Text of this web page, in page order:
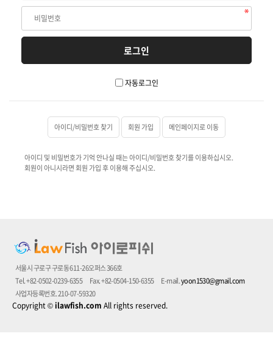
자동로그인
아이디/비밀번호 찾기 회원 가입 메인페이지로 이동
아이디 및 비밀번호가 기억 안나실 때는 아이디/비밀번호 찾기를 이용하십시오.
회원이 아니시라면 회원 가입 후 이용해 주십시오.
서울시 구로구 구로동 611-26오퍼스 366호
Tel. +82-0502-0239-6355
Fax. +82-0504-150-6355 E-mail.yoon1530@gmail.com
사업자등록번호. 210-07-59320
Copyright©ilawfish.com All rights reserved.